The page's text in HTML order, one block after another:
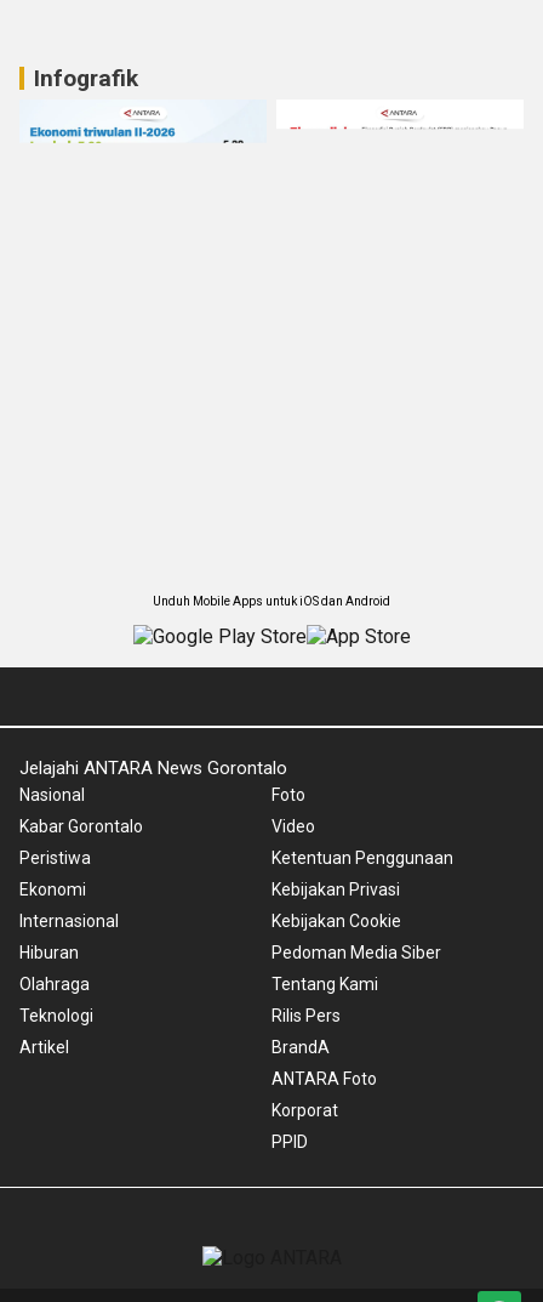
Infografik
Unduh Mobile Apps untuk iOS dan Android
Jelajahi ANTARA News Gorontalo
Nasional
Kabar Gorontalo
Peristiwa
Ekonomi
Internasional
Hiburan
Olahraga
Teknologi
Artikel
Foto
Video
Ketentuan Penggunaan
Kebijakan Privasi
Kebijakan Cookie
Pedoman Media Siber
Tentang Kami
Rilis Pers
BrandA
ANTARA Foto
Korporat
PPID